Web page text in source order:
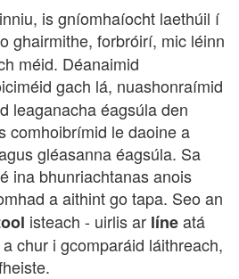
is gníomhaíocht laethúil í
ghairmithe, forbróirí, mic léinn
méid. Déanaimid
gach lá, nuashonraímid
leaganacha éagsúla den
comhoibrímid le daoine a
gléasanna éagsúla. Sa
ina bhunriachtanas anois
a aithint go tapa. Seo an
isteach - uirlis ar líneatá
chur i gcomparáid láithreach,